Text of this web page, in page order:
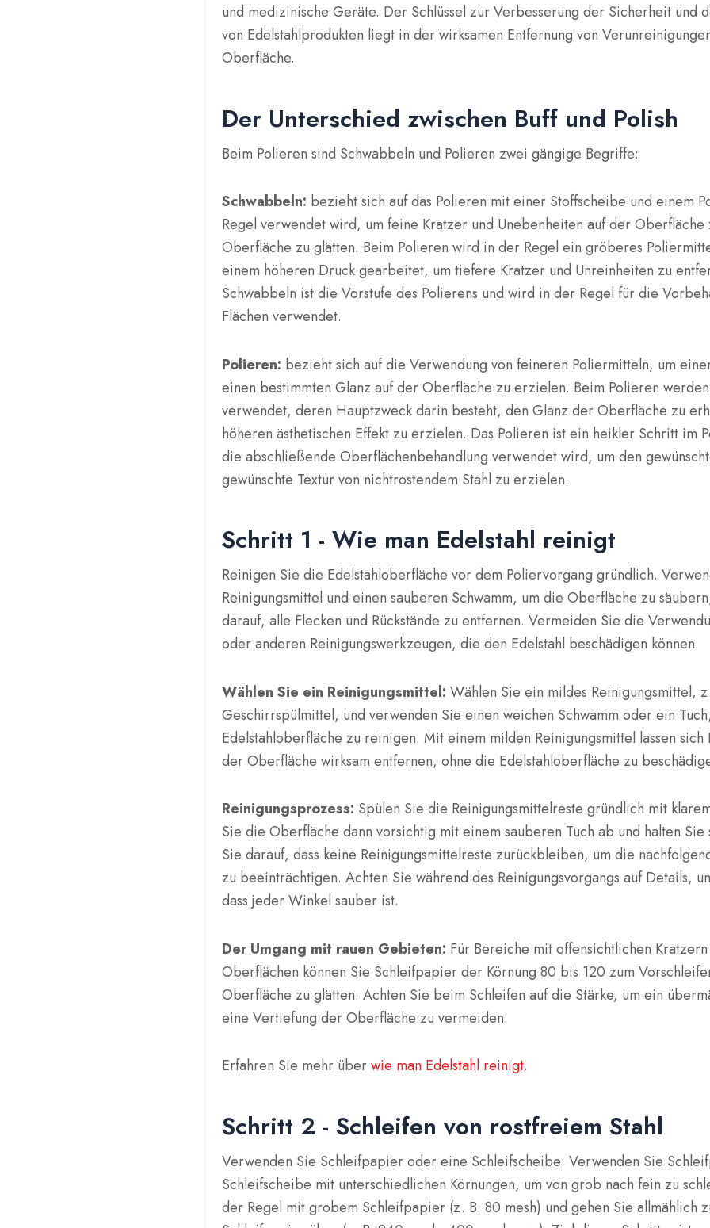
und medizinische Geräte. Der Schlüssel zur Verbesserung der Sicherheit und
von Edelstahlprodukten liegt in der wirksamen Entfernung von
Oberfläche.
Der Unterschied zwischen Buff und Polish
Beim Polieren sind Schwabbeln und Polieren zwei gängige Begriffe:
Schwabbeln: bezieht sich auf das Polieren mit einer Stoffscheibe und einem
Regel verwendet wird, um feine Kratzer und Unebenheiten auf der
Oberfläche zu glätten. Beim Polieren wird in der Regel ein gröberes
einem höheren Druck gearbeitet, um tiefere Kratzer und Unreinheiten zu
Schwabbeln ist die Vorstufe des Polierens und wird in der Regel für die
Flächen verwendet.
Polieren: bezieht sich auf die Verwendung von feineren Poliermitteln, um
einen bestimmten Glanz auf der Oberfläche zu erzielen. Beim Polieren
verwendet, deren Hauptzweck darin besteht, den Glanz der Oberfläche zu
höheren ästhetischen Effekt zu erzielen. Das Polieren ist ein heikler Schritt im
die abschließende Oberflächenbehandlung verwendet wird, um den
gewünschte Textur von nichtrostendem Stahl zu erzielen.
Schritt 1 - Wie man Edelstahl reinigt
Reinigen Sie die Edelstahloberfläche vor dem Poliervorgang gründlich.
Reinigungsmittel und einen sauberen Schwamm, um die Oberfläche zu
darauf, alle Flecken und Rückstände zu entfernen. Vermeiden Sie die
oder anderen Reinigungswerkzeugen, die den Edelstahl beschädigen können.
Wählen Sie ein Reinigungsmittel:Wählen Sie ein mildes Reinigungsmittel,
Geschirrspülmittel, und verwenden Sie einen weichen Schwamm oder ein
Edelstahloberfläche zu reinigen. Mit einem milden Reinigungsmittel lassen sich
der Oberfläche wirksam entfernen, ohne die Edelstahloberfläche zu
Reinigungsprozess: Spülen Sie die Reinigungsmittelreste gründlich mit
Sie die Oberfläche dann vorsichtig mit einem sauberen Tuch ab und halten
Sie darauf, dass keine Reinigungsmittelreste zurückbleiben, um die
zu beeinträchtigen. Achten Sie während des Reinigungsvorgangs auf Details,
dass jeder Winkel sauber ist.
Der Umgang mit rauen Gebieten: Für Bereiche mit offensichtlichen
Oberflächen können Sie Schleifpapier der Körnung 80 bis 120 zum
Oberfläche zu glätten. Achten Sie beim Schleifen auf die Stärke, um ein
eine Vertiefung der Oberfläche zu vermeiden.
Erfahren Sie mehr überwie man Edelstahl reinigt.
Schritt 2 - Schleifen von rostfreiem Stahl
Verwenden Sie Schleifpapier oder eine Schleifscheibe: Verwenden Sie
Schleifscheibe mit unterschiedlichen Körnungen, um von grob nach fein zu
der Regel mit grobem Schleifpapier (z. B. 80 mesh) und gehen Sie allmählich